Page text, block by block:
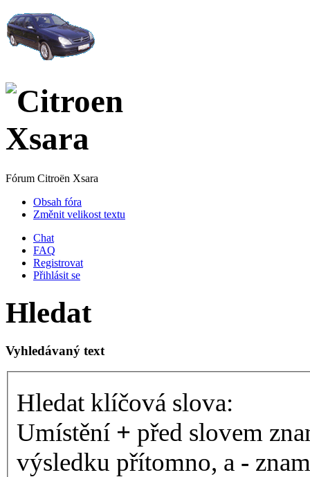
Fórum Citroën Xsara
Obsah fóra
Změnit velikost textu
Chat
FAQ
Registrovat
Přihlásit se
Hledat
Vyhledávaný text
Hledat klíčová slova:
Umístění + před slovem
výsledku přítomno, a -